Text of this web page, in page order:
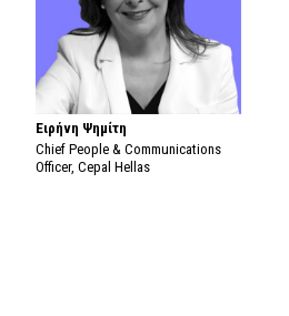
Ειρήνη Ψημίτη
Chief People & Communications
Officer, Cepal Hellas